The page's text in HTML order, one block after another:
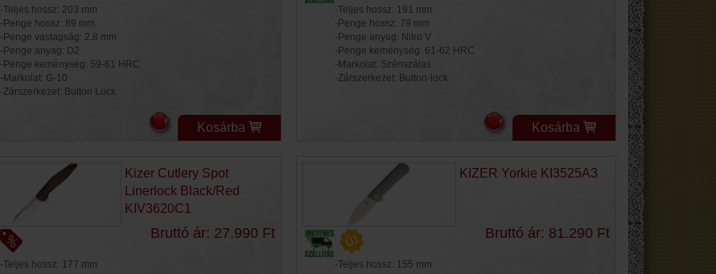
-Teljes hossz: 203 mm
-Penge hossz: 89 mm
-Penge vastagság: 2.8 mm
-Penge anyag: D2
-Penge keménység: 59-61 HRC
-Markolat: G-10
-Zárszerkezet: Button Lock
Kosárba
-Teljes hossz: 191 mm
-Penge hossz: 79 mm
-Penge anyag: Nitro V
-Penge keménység: 61-62 HRC
-Markolat: Szénszálas
-Zárszerkezet: Button-lock
Kosárba
Kizer Cutlery Spot
Linerlock Black/Red
KIV3620C1
Bruttó ár: 27.990 Ft
-Teljes hossz: 177 mm
KIZER Yorkie KI3525A3
Bruttó ár: 81.290 Ft
-Teljes hossz: 155 mm